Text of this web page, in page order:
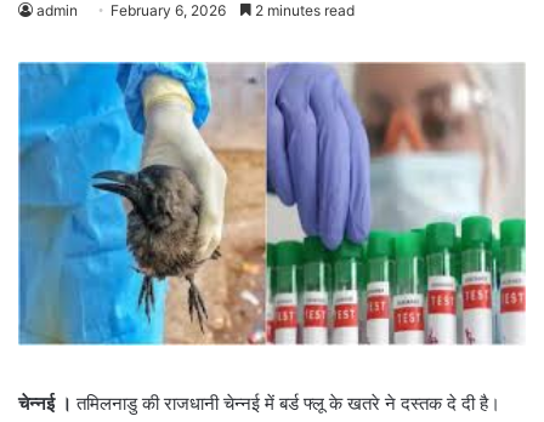
admin February 6, 2026 2 minutes read
चेन्नई । तमिलनाडु की राजधानी चेन्नई में बर्ड फ्लू के खतरे ने दस्तक दे दी है।